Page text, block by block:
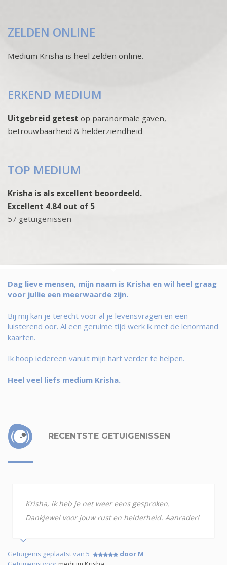
ZELDEN ONLINE
Medium Krisha is heel zelden online.
ERKEND MEDIUM
Uitgebreid getest op paranormale gaven,
betrouwbaarheid & helderziendheid
TOP MEDIUM
Krisha is als excellent beoordeeld.
Excellent 4.84 out of 5
57 getuigenissen
Dag lieve mensen, mijn naam is Krisha en wil heel graag
voor jullie een meerwaarde zijn.
Bij mij kan je terecht voor al je levensvragen en een
luisterend oor. Al een geruime tijd werk ik met de lenormand
kaarten.
Ik hoop iedereen vanuit mijn hart verder te helpen.
Heel veel liefs medium Krisha.
RECENTSTE GETUIGENISSEN
Krisha, ik heb je net weer eens gesproken.
Dankjewel voor jouw rust en helderheid. Aanrader!
Getuigenis geplaatst van 5
door M